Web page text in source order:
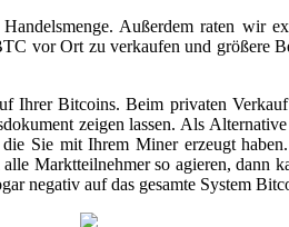
Außerdem raten wir
vor Ort zu verkaufen und größere
Ihrer Bitcoins. Beim privaten
zeigen lassen. Als
Sie mit Ihrem Miner erzeugt
Marktteilnehmer so agieren,
negativ auf das gesamte System